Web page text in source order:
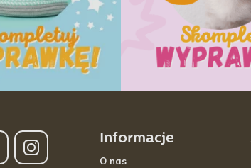
Informacje
O nas